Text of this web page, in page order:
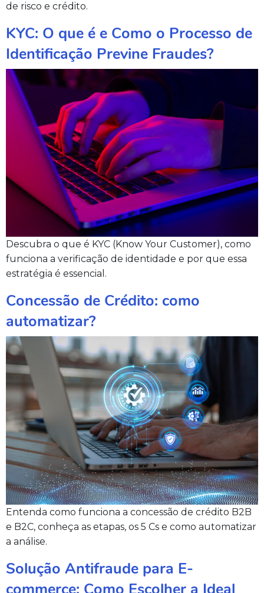
de risco e crédito.
KYC: O que é e Como o Processo de
Identificação Previne Fraudes?
Descubra o que é KYC (Know Your Customer), como
funciona a verificação de identidade e por que essa
estratégia é essencial.
Concessão de Crédito: como
automatizar?
Entenda como funciona a concessão de crédito B2B
e B2C, conheça as etapas, os 5 Cs e como automatizar
a análise.
Solução Antifraude para E-